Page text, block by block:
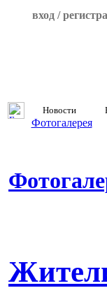
вход /
Новости
Фотогалерея